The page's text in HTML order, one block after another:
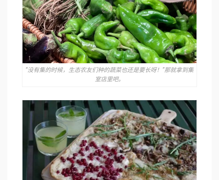
“没有集的时候，生态农友们种的蔬菜也还是要长呀！”那就拿到集
室店里吧。